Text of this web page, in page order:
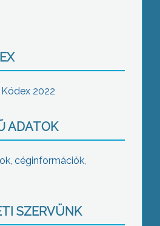
2022
ADATOK
céginformációk,
SZERVÜNK